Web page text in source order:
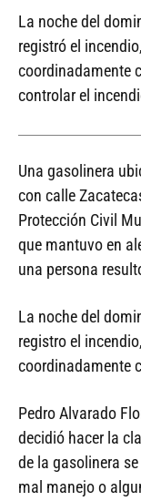
La noche del
registró el
coordinadamente
controlar el
Una gasolinera
con calle
Protección Civil
que mantuvo en
una persona
La noche del
registro el
coordinadamente
Pedro Alvarado
decidió hacer la
de la gasolinera
mal manejo o